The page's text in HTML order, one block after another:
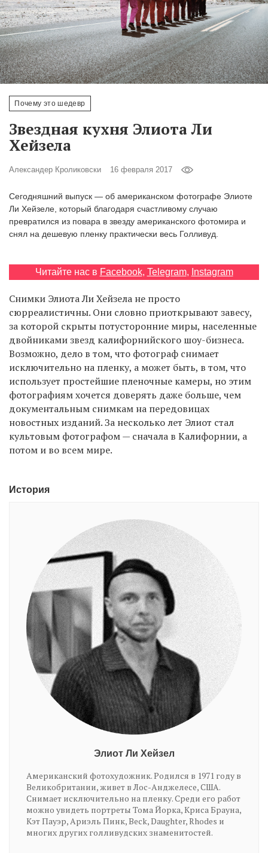
EN
UA
Почему это шедевр
Звездная кухня Элиота Ли
Хейзела
Александер Кроликовски 16 февраля 2017
Сегодняшний выпуск — об американском фотографе Элиоте
Ли Хейзеле, который благодаря счастливому случаю
превратился из повара в звезду американского фотомира и
снял на дешевую пленку практически весь Голливуд.
Читайте нас в Facebook, Telegram, Instagram
Снимки Элиота Ли Хейзела не просто
сюрреалистичны. Они словно приоткрывают завесу,
за которой скрыты потусторонние миры, населенные
двойниками звезд калифорнийского шоу-бизнеса.
Возможно, дело в том, что фотограф снимает
исключительно на пленку, а может быть, в том, что
использует простейшие пленочные камеры, но этим
фотографиям хочется доверять даже больше, чем
документальным снимкам на передовицах
новостных изданий. За несколько лет Элиот стал
культовым фотографом — сначала в Калифорнии, а
потом и во всем мире.
История
Элиот Ли Хейзел
Американский фотохудожник. Родился в 1971 году в
Великобритании, живет в Лос-Анджелесе, США.
Снимает исключительно на пленку. Среди его работ
можно увидеть портреты Тома Йорка, Криса Брауна,
Кэт Пауэр, Ариэль Пинк, Beck, Daughter, Rhodes и
многих других голливудских знаменитостей.